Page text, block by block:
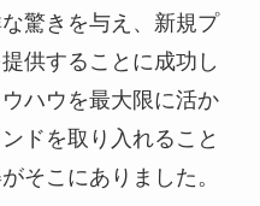
驚きを与え、新規プ
供することに成功し
ハウを最大限に活か
ドを取り入れること
そこにありました。